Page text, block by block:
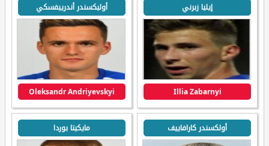
إيليا زبرني
Illia Zabarnyi
أوليكسندر أندرييفسكي
Oleksandr Andriyevskyi
أولكسندر كارافاييف مايكيتا بوردا